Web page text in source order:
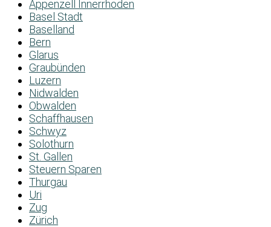
Appenzell Innerrhoden
Basel Stadt
Baselland
Bern
Glarus
Graubünden
Luzern
Nidwalden
Obwalden
Schaffhausen
Schwyz
Solothurn
St. Gallen
Steuern Sparen
Thurgau
Uri
Zug
Zürich